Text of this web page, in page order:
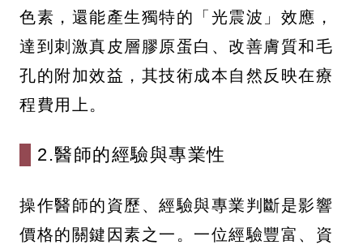
色素，還能產生獨特的「光震波」效應，
達到刺激真皮層膠原蛋白、改善膚質和毛
孔的附加效益，其技術成本自然反映在療
程費用上。
2.醫師的經驗與專業性
操作醫師的資歷、經驗與專業判斷是影響
價格的關鍵因素之一。一位經驗豐富、資